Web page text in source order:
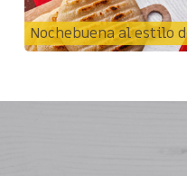
Nochebuena al estilo